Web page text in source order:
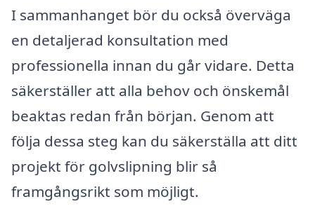
I sammanhanget bör du också överväga
en detaljerad konsultation med
professionella innan du går vidare. Detta
säkerställer att alla behov och önskemål
beaktas redan från början. Genom att
följa dessa steg kan du säkerställa att ditt
projekt för golvslipning blir så
framgångsrikt som möjligt.